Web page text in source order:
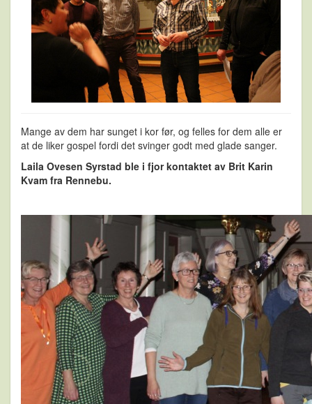
Mange av dem har sunget i kor før, og felles for dem alle er
at de liker gospel fordi det svinger godt med glade sanger.
Laila Ovesen Syrstad ble i fjor kontaktet av Brit Karin
Kvam fra Rennebu.